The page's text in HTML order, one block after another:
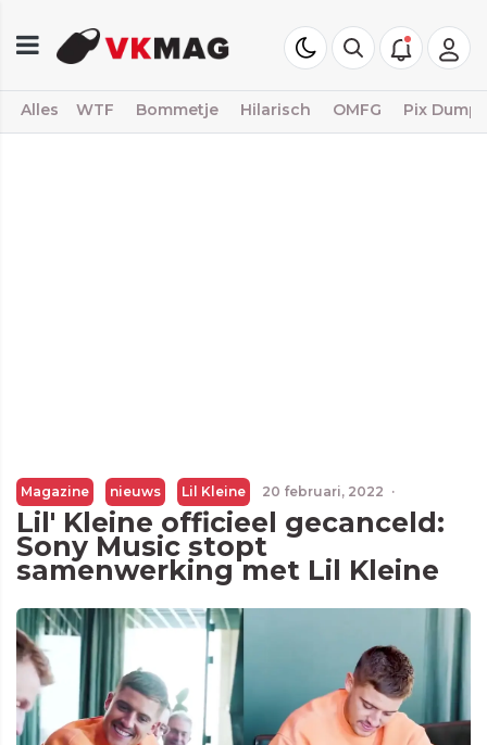
Alles WTF Bommetje Hilarisch OMFG Pix Dump
Magazine nieuws Lil Kleine 20 februari, 2022 ·
Lil' Kleine officieel gecanceld:
Sony Music stopt
samenwerking met Lil Kleine